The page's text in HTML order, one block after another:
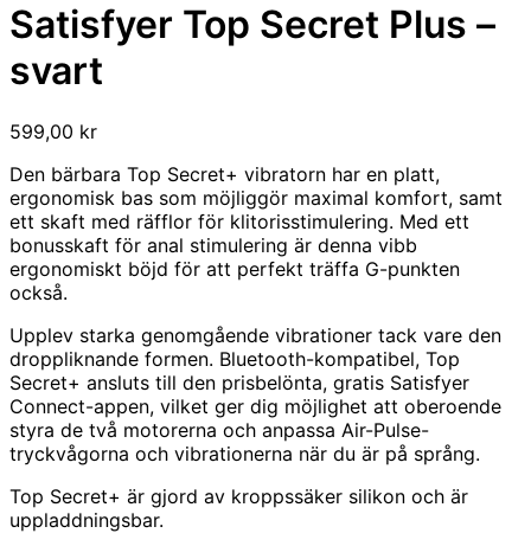
Satisfyer Top Secret Plus –
svart
599,00 kr
Den bärbara Top Secret+ vibratorn har en platt,
ergonomisk bas som möjliggör maximal komfort, samt
ett skaft med räfflor för klitorisstimulering. Med ett
bonusskaft för anal stimulering är denna vibb
ergonomiskt böjd för att perfekt träffa G-punkten
också.
Upplev starka genomgående vibrationer tack vare den
droppliknande formen. Bluetooth-kompatibel, Top
Secret+ ansluts till den prisbelönta, gratis Satisfyer
Connect-appen, vilket ger dig möjlighet att oberoende
styra de två motorerna och anpassa Air-Pulse-
tryckvågorna och vibrationerna när du är på språng.
Top Secret+ är gjord av kroppssäker silikon och är
uppladdningsbar.